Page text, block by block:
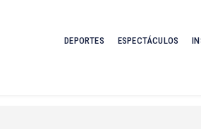
DEPORTES ESPECTÁCULOS